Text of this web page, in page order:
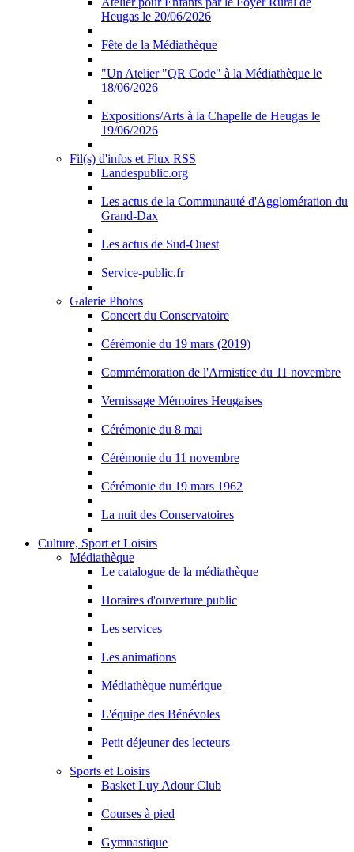
Heugas le 20/06/2026
Fête de la Médiathèque
"Un Atelier "QR Code" à la Médiathèque le
18/06/2026
Expositions/Arts à la Chapelle de Heugas le
19/06/2026
Fil(s) d'infos et Flux RSS
Landespublic.org
Les actus de la Communauté d'Agglomération du
Grand-Dax
Les actus de Sud-Ouest
Service-public.fr
Galerie Photos
Concert du Conservatoire
Cérémonie du 19 mars (2019)
Commémoration de l'Armistice du 11 novembre
Vernissage Mémoires Heugaises
Cérémonie du 8 mai
Cérémonie du 11 novembre
Cérémonie du 19 mars 1962
La nuit des Conservatoires
Culture, Sport et Loisirs
Médiathèque
Le catalogue de la médiathèque
Horaires d'ouverture public
Les services
Les animations
Médiathèque numérique
L'équipe des Bénévoles
Petit déjeuner des lecteurs
Sports et Loisirs
Basket Luy Adour Club
Courses à pied
Gymnastique